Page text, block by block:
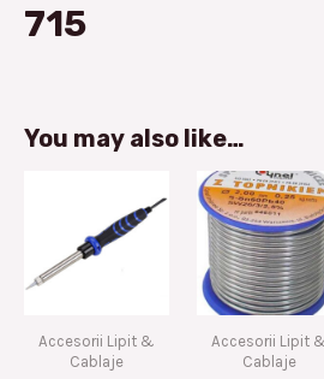
715
You may also like…
Accesorii Lipit &
Cablaje
Accesorii Lipit
Cablaje